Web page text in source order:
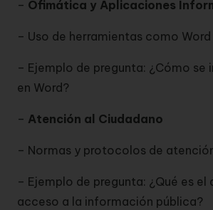
– Ofimática y Aplicaciones
– Uso de herramientas como Word
– Ejemplo de pregunta: ¿Cómo se
en Word?
– Atención al Ciudadano
– Normas y protocolos de
– Ejemplo de pregunta: ¿Qué es el
acceso a la información pública?